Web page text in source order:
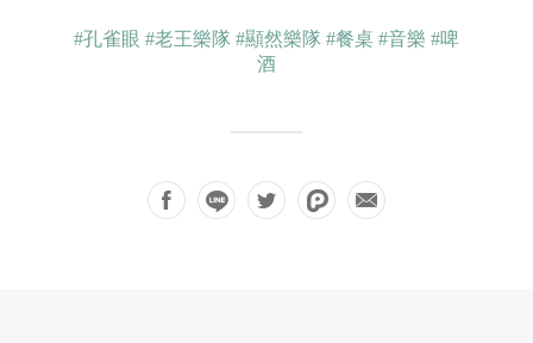
#孔雀眼 #老王樂隊 #顯然樂隊 #餐桌 #音樂 #啤
酒